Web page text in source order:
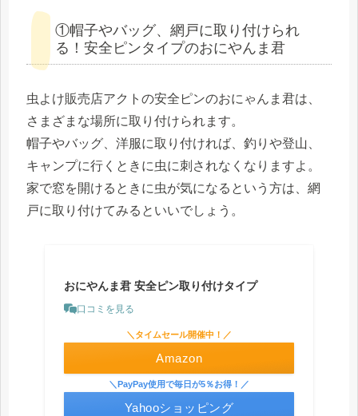
①帽子やバッグ、網戸に取り付けられ
る！安全ピンタイプのおにやんま君
虫よけ販売店アクトの安全ピンのおにゃんま君は、
さまざまな場所に取り付けられます。
帽子やバッグ、洋服に取り付ければ、釣りや登山、
キャンプに行くときに虫に刺されなくなりますよ。
家で窓を開けるときに虫が気になるという方は、網
戸に取り付けてみるといいでしょう。
おにやんま君 安全ピン取り付けタイプ
口コミを見る
＼タイムセール開催中！／
Amazon
＼PayPay使用で毎日が5％お得！／
Yahooショッピング